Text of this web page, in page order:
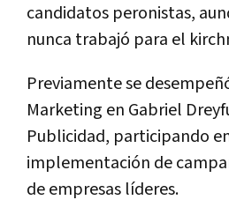
candidatos peronistas,
nunca trabajó para el
Previamentesedesempe
Marketing en Gabriel
Publicidad, participando
implementación decampa
deempresas líderes.